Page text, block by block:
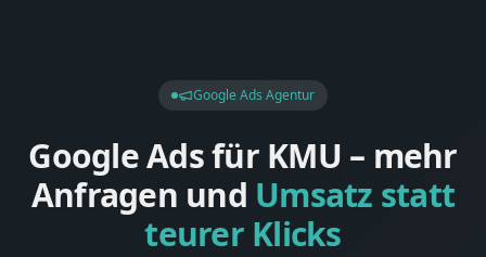
Google Ads Agentur
Google Ads für KMU – mehr
Anfragen und Umsatz statt
teurer Klicks